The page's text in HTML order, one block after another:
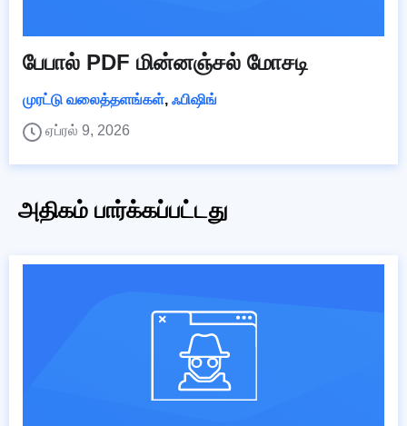
பேபால் PDF மின்னஞ்சல் மோசடி
முரட்டு வலைத்தளங்கள், ஃபிஷிங்
ஏப்ரல் 9, 2026
அதிகம் பார்க்கப்பட்டது